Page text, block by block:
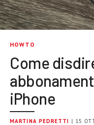
HOWTO
Come
iPhone
MARTINA PEDRETTI | 15